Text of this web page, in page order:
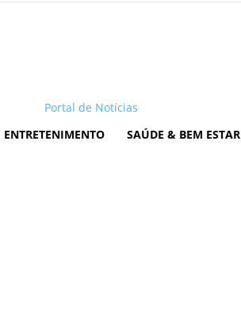
Portal de Notícias
ENTRETENIMENTO SAÚDE & BEM ESTAR